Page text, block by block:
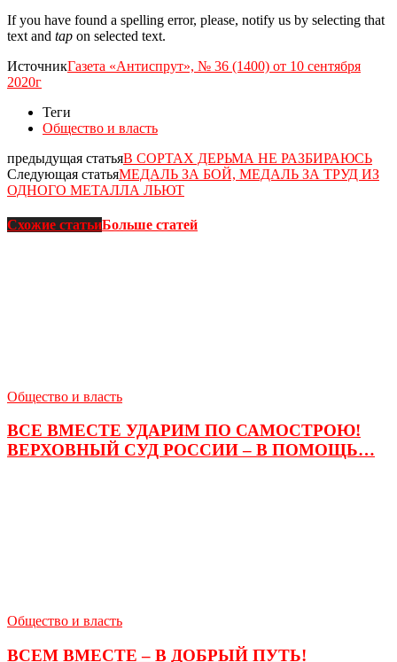
If you have found a spelling error, please, notify us by selecting that
text and tap on selected text.
ИсточникГазета «Антиспрут», № 36 (1400) от 10 сентября
2020г
Теги
Общество и власть
предыдущая статьяВ СОРТАХ ДЕРЬМА НЕ РАЗБИРАЮСЬ
Следующая статьяМЕДАЛЬ ЗА БОЙ, МЕДАЛЬ ЗА ТРУД ИЗ
ОДНОГО МЕТАЛЛА ЛЬЮТ
Схожие статьиБольше статей
Общество и власть
ВСЕ ВМЕСТЕ УДАРИМ ПО САМОСТРОЮ!
ВЕРХОВНЫЙ СУД РОССИИ – В ПОМОЩЬ…
Общество и власть
ВСЕМ ВМЕСТЕ – В ДОБРЫЙ ПУТЬ!